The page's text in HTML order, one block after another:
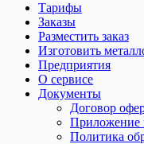
Тарифы
Заказы
Разместить заказ
Изготовить
Предприятия
О сервисе
Документы
Договор
Приложение
Политика